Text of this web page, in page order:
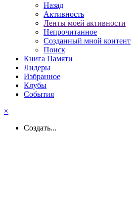
Назад
Активность
Ленты моей активности
Непрочитанное
Созданный мной контент
Поиск
Книга Памяти
Лидеры
Избранное
Клубы
События
×
Создать...